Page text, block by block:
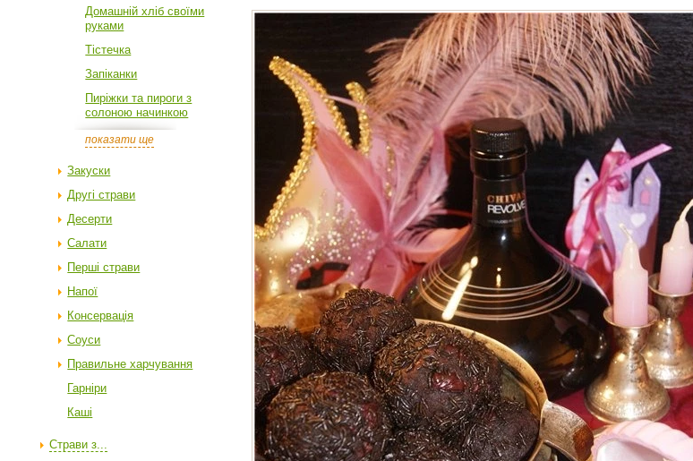
Домашній хліб своїми
руками
Тістечка
Запіканки
Пиріжки та пироги з
солоною начинкою
показати ще
Закуски
Другі страви
Десерти
Салати
Перші страви
Напої
Консервація
Соуси
Правильне харчування
Гарніри
Каші
Страви з...